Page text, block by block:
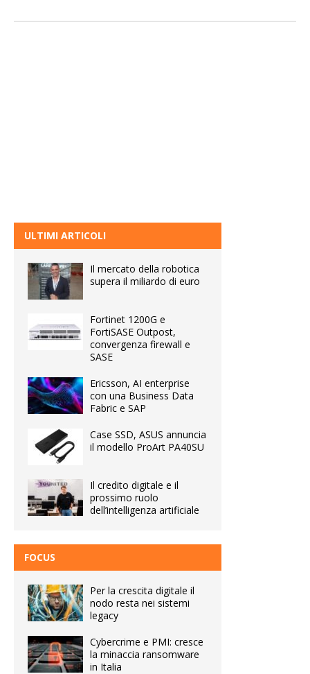
ULTIMI ARTICOLI
Il mercato della robotica
supera il miliardo di euro
Fortinet 1200G e
FortiSASE Outpost,
convergenza firewall e
SASE
Ericsson, AI enterprise
con una Business Data
Fabric e SAP
Case SSD, ASUS annuncia
il modello ProArt PA40SU
Il credito digitale e il
prossimo ruolo
dell’intelligenza artificiale
FOCUS
Per la crescita digitale il
nodo resta nei sistemi
legacy
Cybercrime e PMI: cresce
la minaccia ransomware
in Italia